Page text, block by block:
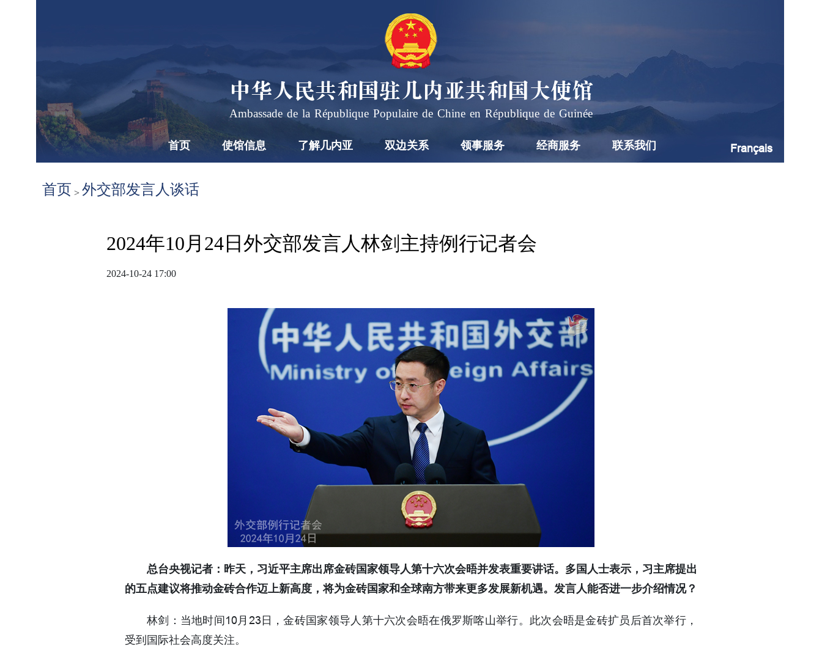
中华人民共和国驻几内亚共和国大使馆
Ambassade de la République Populaire de Chine en République de Guinée
首页 使馆信息 了解几内亚 双边关系 领事服务 经商服务 联系我们 Français
首页 > 外交部发言人谈话
2024年10月24日外交部发言人林剑主持例行记者会
2024-10-24 17:00
总台央视记者：昨天，习近平主席出席金砖国家领导人第十六次会晤并发表重要讲话。多国人士表示，习主席提出
的五点建议将推动金砖合作迈上新高度，将为金砖国家和全球南方带来更多发展新机遇。发言人能否进一步介绍情况？
林剑：当地时间10月23日，金砖国家领导人第十六次会晤在俄罗斯喀山举行。此次会晤是金砖扩员后首次举行，
受到国际社会高度关注。